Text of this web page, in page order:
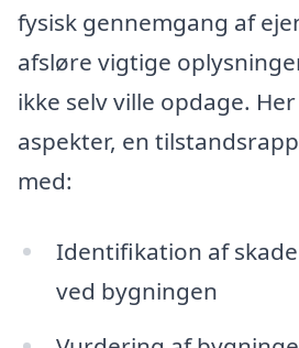
fysisk gennemgang af
afsløre vigtige
ikke selv ville opdage.
aspekter, en
med:
Identifikation af
ved bygningen